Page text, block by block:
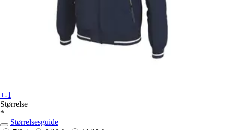
+-1
Størrelse
*
Størrelsesguide